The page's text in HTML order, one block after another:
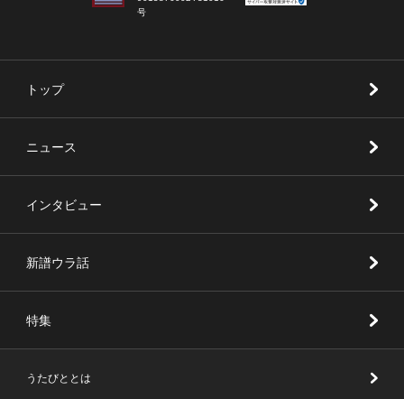
号
トップ
ニュース
インタビュー
新譜ウラ話
特集
うたびととは